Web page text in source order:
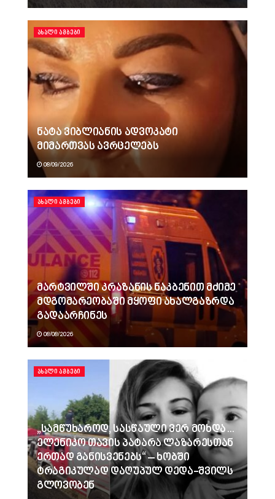
ᲐᲮᲐᲚᲘ ᲐᲛᲑᲔᲑᲘ
ნატა ვიბლიანის ადვოკატი
მიმართვას ავრცელებს
08/09/2026
ᲐᲮᲐᲚᲘ ᲐᲛᲑᲔᲑᲘ
მარტვილში კრაზანის ნაკბენით მძიმე
მდგომარეობაში მყოფი ახალგაზრდა
გადაარჩინეს
08/08/2026
ᲐᲮᲐᲚᲘ ᲐᲛᲑᲔᲑᲘ
„სამწუხაროდ, სასწაული ვერ მოხდა…
ელენიკო თავის პატარა ლაზარესთან
ერთად განისვენებს“ – ხობში
ტრაგიკულად დაღუპულ დედა-შვილს
გლოვობენ